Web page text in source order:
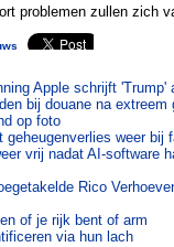
problemen zullen zich
Apple schrijft
bij douane na extreem
op foto
geheugenverlies weer bij
vrij nadat AI-software
Rico
of je rijk bent of arm
via hun lach